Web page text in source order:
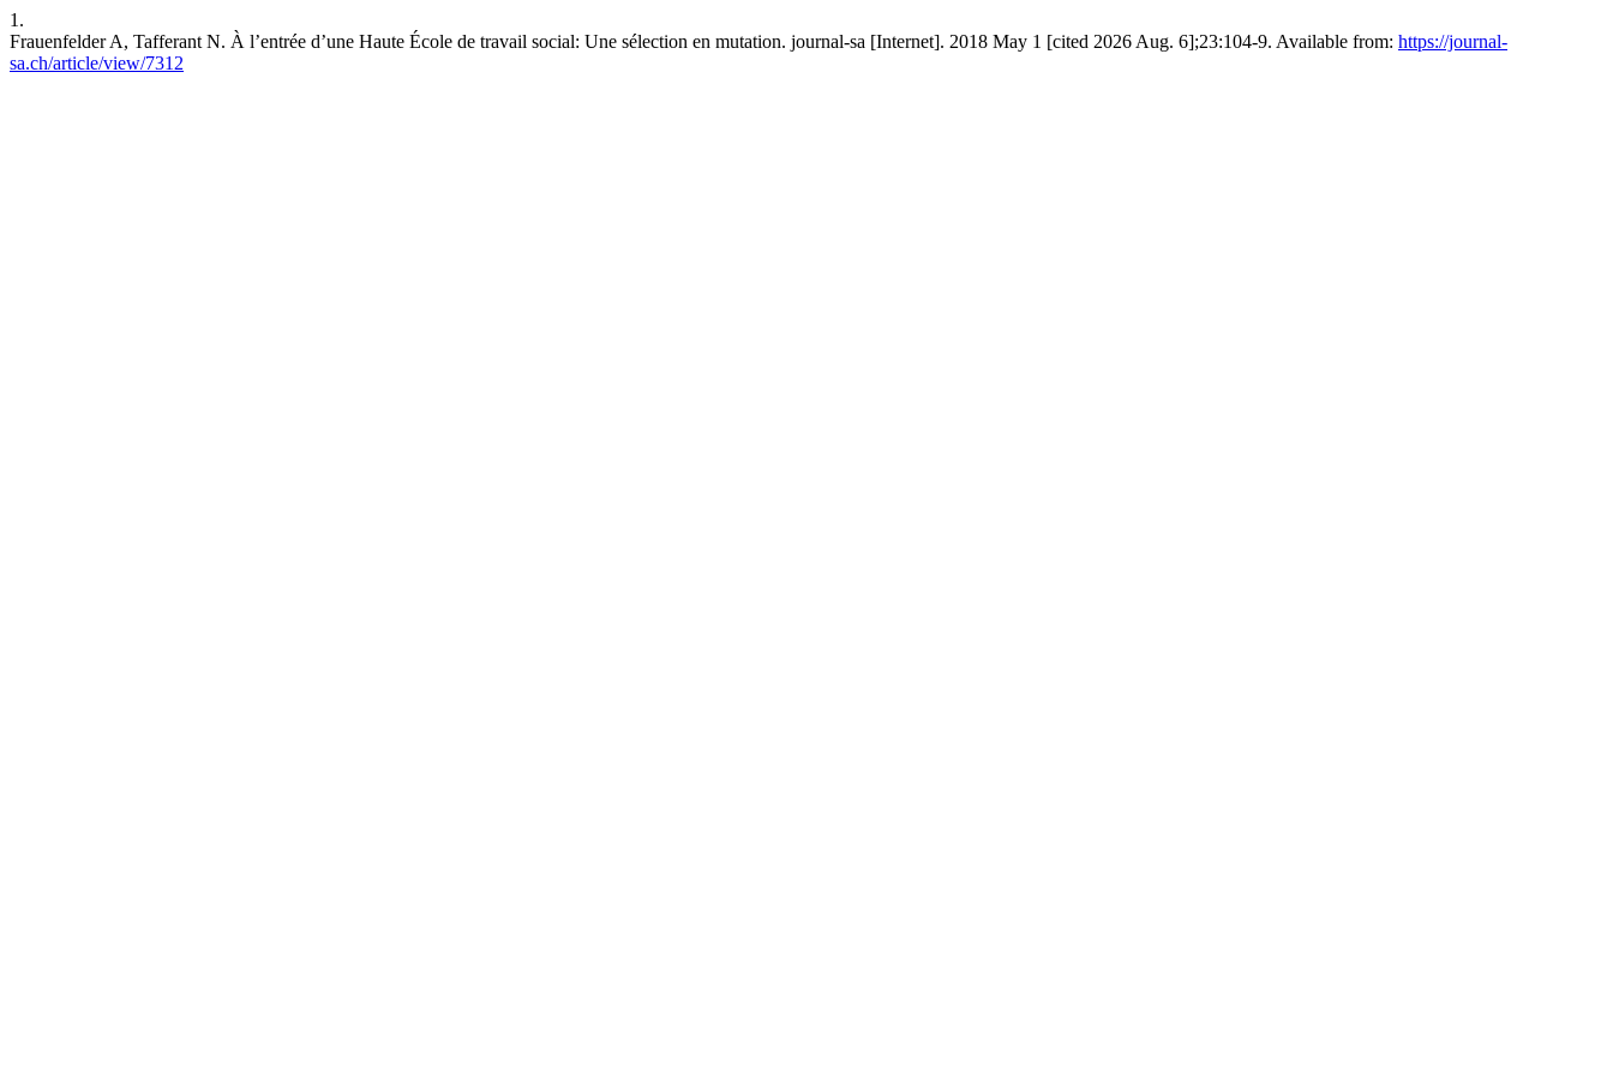
1.
Frauenfelder A, Tafferant N. À l’entrée d’une Haute École de travail social: Une sélection en mutation. journal-sa [Internet]. 2018 May 1 [cited 2026 Aug. 6];23:104-9. Available from: https://journal-
sa.ch/article/view/7312